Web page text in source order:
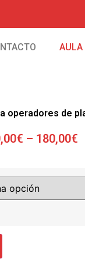
AULA
operadores de
€ – 180,00€